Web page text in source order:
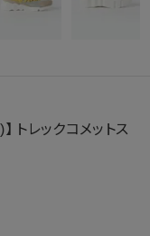
トレックコメットス